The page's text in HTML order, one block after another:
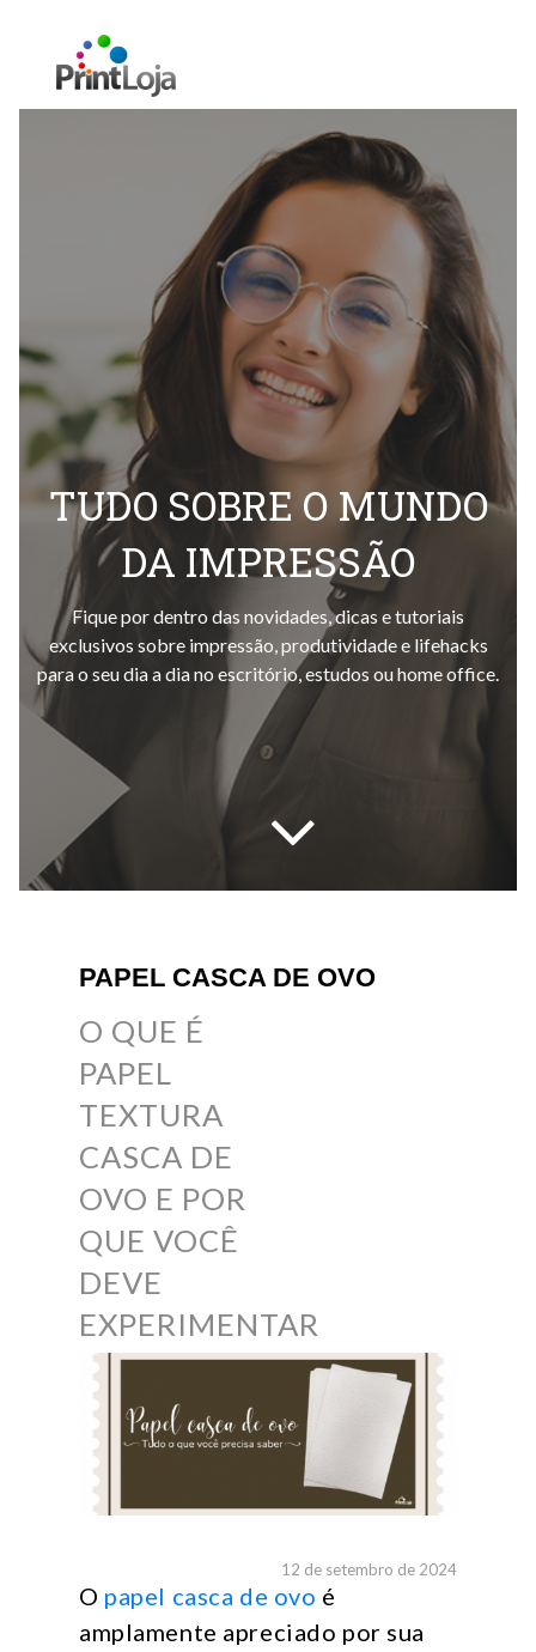
TUDO SOBRE O MUNDO
DA IMPRESSÃO
Fique por dentro das novidades, dicas e tutoriais
exclusivos sobre impressão, produtividade e lifehacks
para o seu dia a dia no escritório, estudos ou home office.
PAPEL CASCA DE OVO
O QUE É
PAPEL
TEXTURA
CASCA DE
OVO E POR
QUE VOCÊ
DEVE
EXPERIMENTAR
12 de setembro de 2024
O papel casca de ovo é
amplamente apreciado por sua